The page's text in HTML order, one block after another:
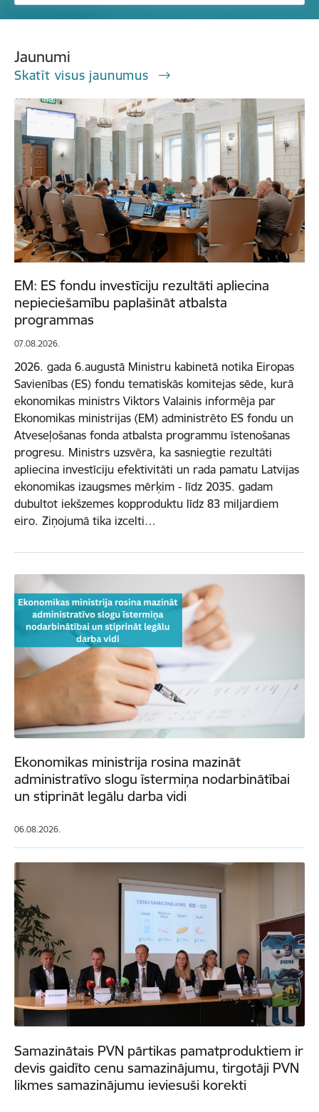
Jaunumi
Skatīt visus jaunumus
EM: ES fondu investīciju rezultāti apliecina
nepieciešamību paplašināt atbalsta
programmas
07.08.2026.
2026. gada 6.augustā Ministru kabinetā notika Eiropas
Savienības (ES) fondu tematiskās komitejas sēde, kurā
ekonomikas ministrs Viktors Valainis informēja par
Ekonomikas ministrijas (EM) administrēto ES fondu un
Atveseļošanas fonda atbalsta programmu īstenošanas
progresu. Ministrs uzsvēra, ka sasniegtie rezultāti
apliecina investīciju efektivitāti un rada pamatu Latvijas
ekonomikas izaugsmes mērķim - līdz 2035. gadam
dubultot iekšzemes kopproduktu līdz 83 miljardiem
eiro. Ziņojumā tika izcelti…
Ekonomikas ministrija rosina mazināt
administratīvo slogu īstermiņa nodarbinātībai
un stiprināt legālu darba vidi
06.08.2026.
Samazinātais PVN pārtikas pamatproduktiem ir
devis gaidīto cenu samazinājumu, tirgotāji PVN
likmes samazinājumu ieviesuši korekti